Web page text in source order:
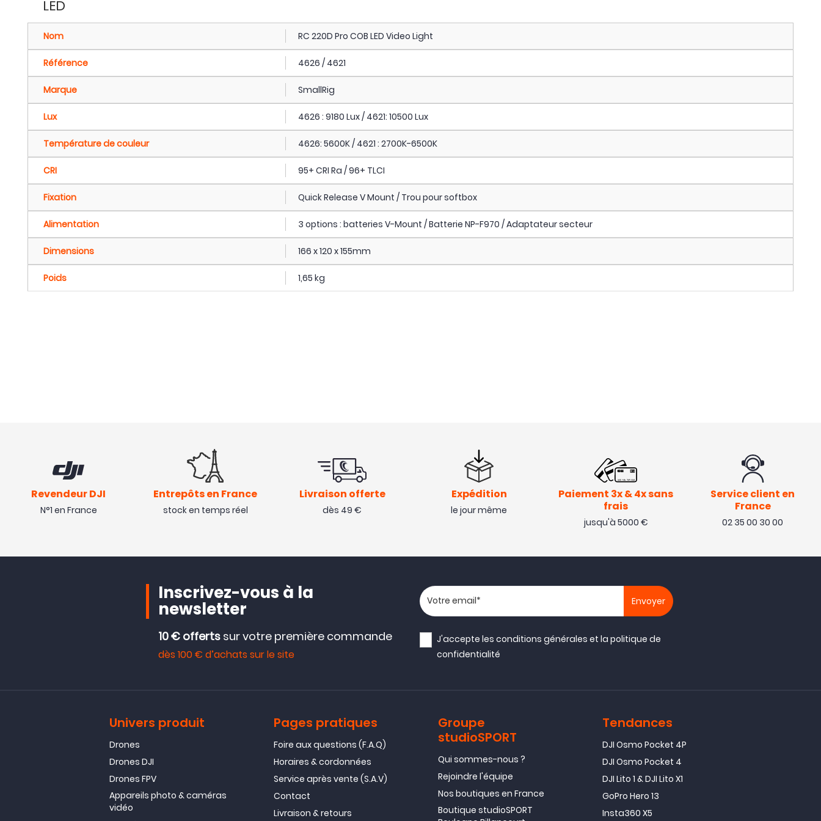
LED
Nom RC 220D Pro COB LED Video Light
Référence 4626 / 4621
Marque SmallRig
Lux 4626 : 9180 Lux / 4621: 10500 Lux
Température de couleur 4626: 5600K / 4621 : 2700K-6500K
CRI 95+ CRI Ra / 96+ TLCI
Fixation Quick Release V Mount / Trou pour softbox
Alimentation 3 options : batteries V-Mount / Batterie NP-F970 / Adaptateur secteur
Dimensions 166 x 120 x 155mm
Poids 1,65 kg
Revendeur DJI
N°1 en France
Entrepôts en France
stock en temps réel
Livraison offerte
dès 49 €
Expédition
le jour même
Paiement 3x & 4x sans
frais
jusqu'à 5000 €
Service client en
France
02 35 00 30 00
Inscrivez-vous à la
newsletter
10 € offerts sur votre première commande
dès 100 € d’achats sur le site
Votre adresse email
J'accepte lesconditions générales et lapolitique de
confidentialité
Univers produit
Drones
Drones DJI
Drones FPV
Appareils photo & caméras
vidéo
Pages pratiques
Foire aux questions (F.A.Q)
Horaires & cordonnées
Service après vente (S.A.V)
Contact
Livraison & retours
Groupe
studioSPORT
Qui sommes-nous ?
Rejoindre l'équipe
Nos boutiques en France
Boutique studioSPORT
Tendances
DJI Osmo Pocket 4P
DJI Osmo Pocket 4
DJI Lito 1 & DJI Lito X1
GoPro Hero 13
Insta360 X5